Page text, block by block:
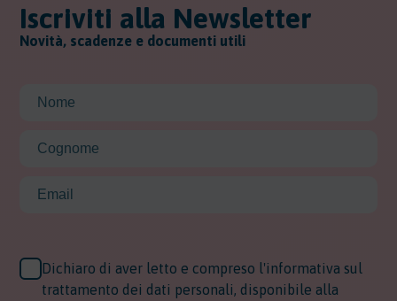
Iscriviti alla Newsletter
Novità, scadenze e documenti utili
Dichiaro di aver letto e compreso l'informativa sul
trattamento dei dati personali, disponibile alla